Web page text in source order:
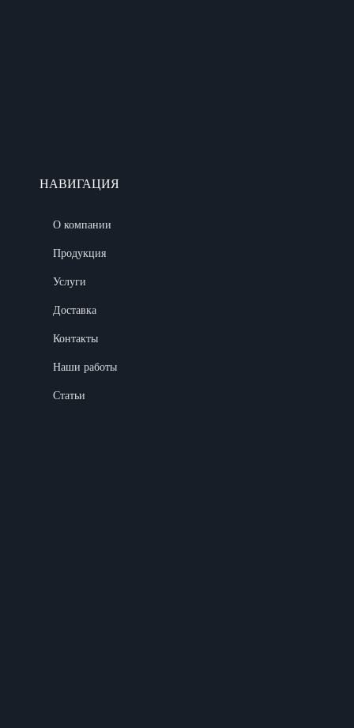
НАВИГАЦИЯ
О компании
Продукция
Услуги
Доставка
Контакты
Наши работы
Статьи